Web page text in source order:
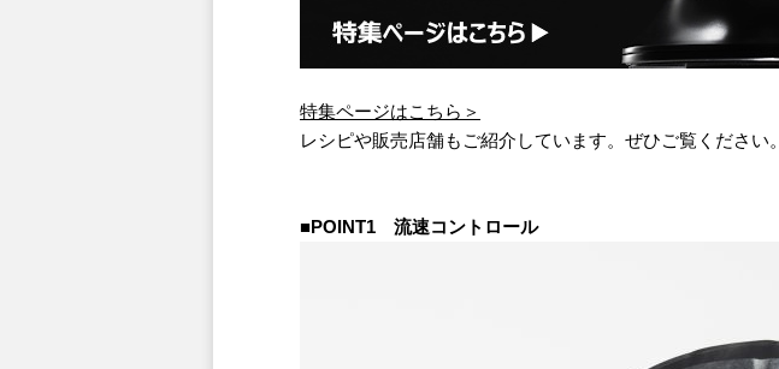
特集ページはこちら＞
レシピや販売店舗もご紹介しています。ぜひご覧ください。
■POINT1 流速コントロール